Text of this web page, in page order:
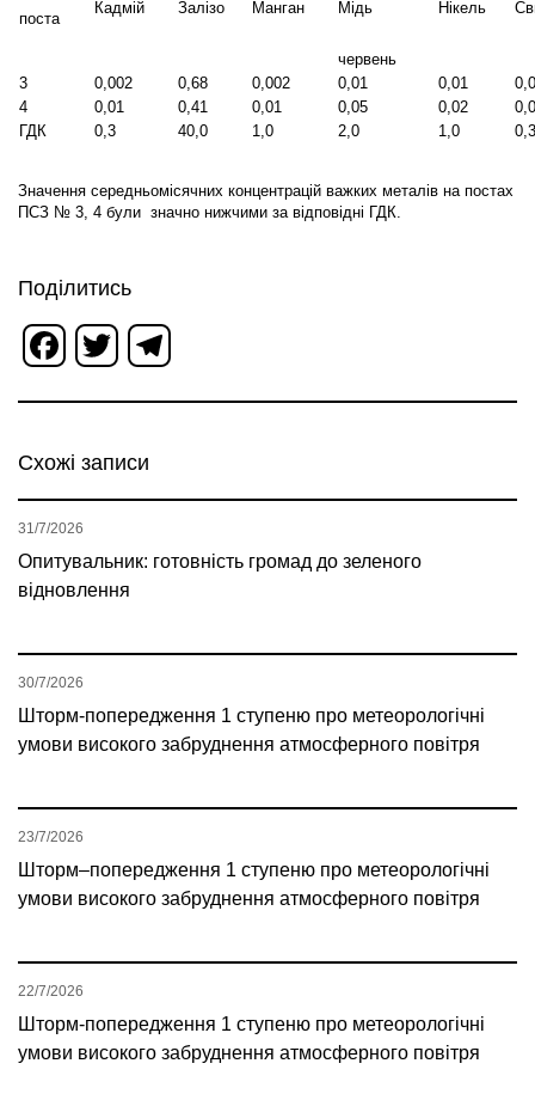
поста
Кадмій Залізо Манган Мідь Нікель
червень
3
0,002 0,68 0,002 0,01 0,01
4
0,01 0,41 0,01 0,05 0,02
ГДК
0,3 40,0 1,0 2,0 1,0 0,3
Значення середньомісячних концентрацій важких металів на постах
ПСЗ № 3, 4 були значно нижчими за відповідні ГДК.
Поділитись
Facebook
Twitter
Схожі записи
Опитувальник: готовність громад до зеленого
відновлення
31/7/2026
Шторм-попередження 1 ступеню про метеорологічні
умови високого забруднення атмосферного повітря
30/7/2026
Шторм–попередження 1 ступеню про метеорологічні
умови високого забруднення атмосферного повітря
23/7/2026
Шторм-попередження 1 ступеню про метеорологічні
умови високого забруднення атмосферного повітря
22/7/2026